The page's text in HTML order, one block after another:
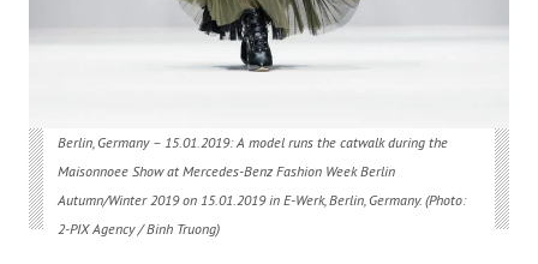
Berlin, Germany – 15.01.2019: A model runs the catwalk during the
Maisonnoee Show at Mercedes-Benz Fashion Week Berlin
Autumn/Winter 2019 on 15.01.2019 in E-Werk, Berlin, Germany. (Photo:
2-PIX Agency / Binh Truong)